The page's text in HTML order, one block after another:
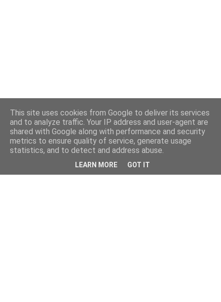
This site uses cookies from Google to deliver its services
and to analyze traffic. Your IP address and user-agent are
shared with Google along with performance and security
metrics to ensure quality of service, generate usage
statistics, and to detect and address abuse.
LEARN MORE GOT IT